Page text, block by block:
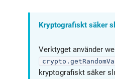
Kryptografiskt säker
Verktyget använder
kryptografiskt säker